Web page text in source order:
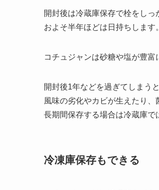
開封後は冷蔵庫保存で栓をしっ
およそ半年ほどは日持ちします。
コチュジャンは砂糖や塩が豊富
開封後1年などを過ぎてしまうと
風味の劣化やカビが生えたり、
長期間保存する場合は冷蔵庫で
冷凍庫保存もできる